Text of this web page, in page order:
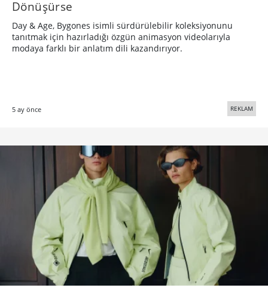
Dönüşürse
Day & Age, Bygones isimli sürdürülebilir koleksiyonunu
tanıtmak için hazırladığı özgün animasyon videolarıyla
modaya farklı bir anlatım dili kazandırıyor.
5 ay önce REKLAM